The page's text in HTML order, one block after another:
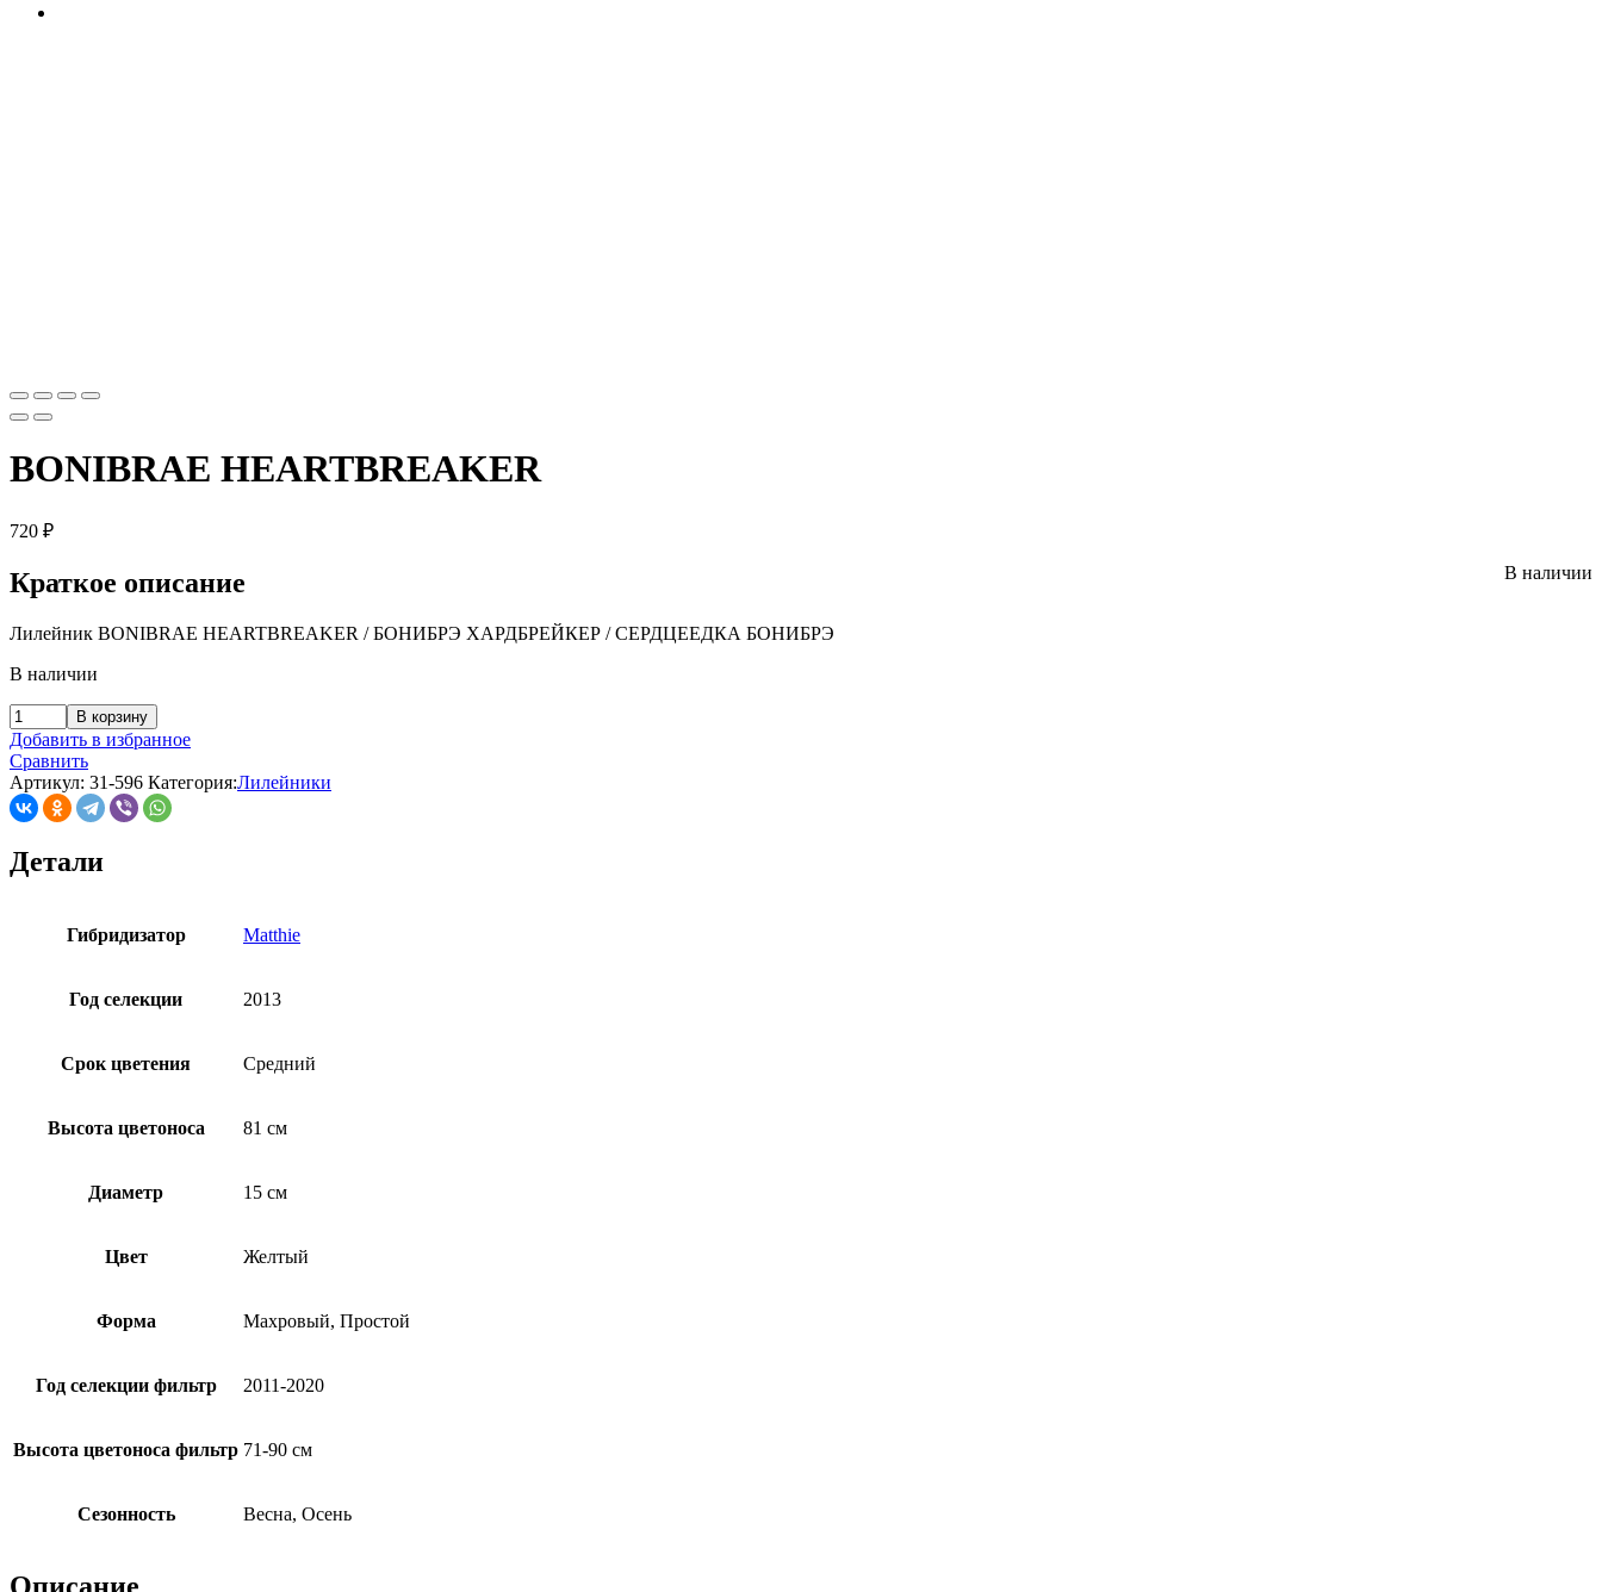
BONIBRAE HEARTBREAKER
720 ₽
В наличии
Краткое описание
Лилейник BONIBRAE HEARTBREAKER / БОНИБРЭ ХАРДБРЕЙКЕР / СЕРДЦЕЕДКА БОНИБРЭ
В наличии
В корзину
Добавить в избранное
Сравнить
Артикул: 31-596 Категория:Лилейники
Детали
Гибридизатор Matthie
Год селекции 2013
Срок цветения Средний
Высота цветоноса 81 см
Диаметр 15 см
Цвет Желтый
Форма Махровый, Простой
Год селекции фильтр 2011-2020
Высота цветоноса фильтр 71-90 см
Сезонность Весна, Осень